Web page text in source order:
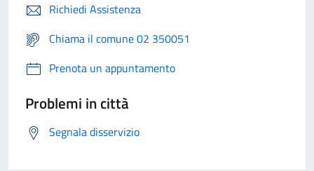
Richiedi Assistenza
Chiama il comune 02 350051
Prenota un appuntamento
Problemi in città
Segnala disservizio